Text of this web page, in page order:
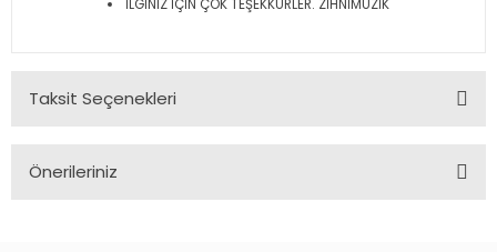
İLGİNİZ İÇİN ÇOK TEŞEKKÜRLER. ZİHNİMÜZİK
Taksit Seçenekleri
Önerileriniz